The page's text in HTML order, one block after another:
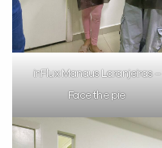
inFlux Manaus Laranjeiras –
Face the pie